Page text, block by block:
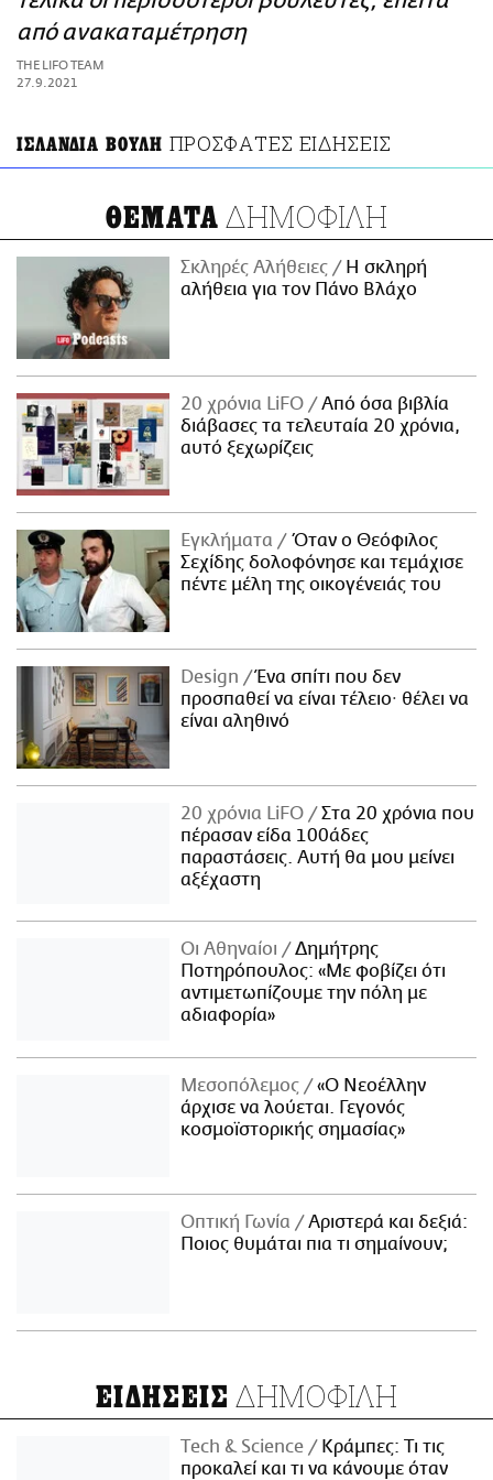
ΑΜΠΑ
PRINT
από ανακαταμέτρηση
THE LIFO TEAM
27.9.2021
ΙΣΛΑΝΔΙΑ ΒΟΥΛΗ ΠΡΟΣΦΑΤΕΣ ΕΙΔΗΣΕΙΣ
ΘΕΜΑΤΑ ΔΗΜΟΦΙΛΗ
Σκληρές Αλήθειες
H σκληρή
αλήθεια για τον Πάνο Βλάχο
20 χρόνια LiFO
Από όσα βιβλία
διάβασες τα τελευταία 20 χρόνια,
αυτό ξεχωρίζεις
Εγκλήματα
Όταν ο Θεόφιλος
Σεχίδης δολοφόνησε και τεμάχισε
πέντε μέλη της οικογένειάς του
Design
Ένα σπίτι που δεν
προσπαθεί να είναι τέλειο· θέλει να
είναι αληθινό
20 χρόνια LiFO
Στα 20 χρόνια που
πέρασαν είδα 100άδες
παραστάσεις. Αυτή θα μου μείνει
αξέχαστη
Οι Αθηναίοι
Δημήτρης
Ποτηρόπουλος: «Με φοβίζει ότι
αντιμετωπίζουμε την πόλη με
αδιαφορία»
Μεσοπόλεμος
«Ο Νεοέλλην
άρχισε να λούεται. Γεγονός
κοσμοϊστορικής σημασίας»
Οπτική Γωνία
Αριστερά και δεξιά:
Ποιος θυμάται πια τι σημαίνουν;
ΕΙΔΗΣΕΙΣ ΔΗΜΟΦΙΛΗ
Τech & Science
Κράμπες: Τι τις
προκαλεί και τι να κάνουμε όταν